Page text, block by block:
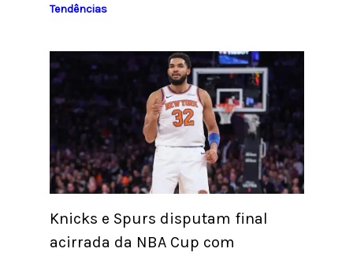
Tendências
Knicks e Spurs disputam final
acirrada da NBA Cup com